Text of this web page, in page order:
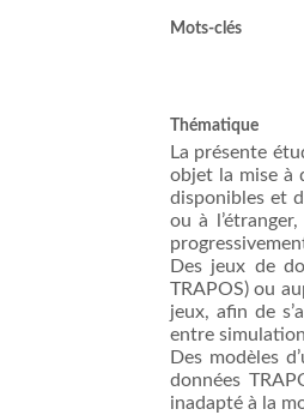
Mots-clés
Thématique
La présente
objet la mise à
disponibles et
ou à
Des jeux de
TRAPOS) ou
jeux, afin de
entre
Des modèles
données
inadapté à la